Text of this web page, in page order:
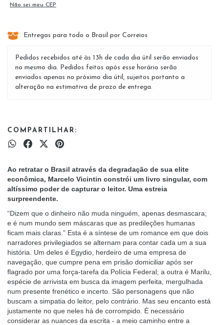
Não sei meu CEP
Entregas para todo o Brasil por Correios
Pedidos recebidos até às 13h de cada dia útil serão enviados
no mesmo dia. Pedidos feitos após esse horário serão
enviados apenas no próximo dia útil, sujeitos portanto a
alteração na estimativa de prazo de entrega.
COMPARTILHAR:
Ao retratar o Brasil através da degradação de sua elite
econômica, Marcelo Vicintin constrói um livro singular, com
altíssimo poder de capturar o leitor. Uma estreia
surpreendente.
“Dizem que o dinheiro não muda ninguém, apenas desmascara;
e é num mundo sem máscaras que as predileções humanas
ficam mais claras.” Esta é a síntese de um romance em que dois
narradores privilegiados se alternam para contar cada um a sua
história. Um deles é Egydio, herdeiro de uma empresa de
navegação, que cumpre pena em prisão domiciliar após ser
flagrado por uma força-tarefa da Polícia Federal; a outra é Marilu,
espécie de arrivista em busca da imagem perfeita, mergulhada
num presente frenético e incerto. São personagens que não
buscam a simpatia do leitor, pelo contrário. Mas seu encanto está
justamente no que neles há de corrompido. É necessário
considerar as nuances da escrita - a meio caminho entre a